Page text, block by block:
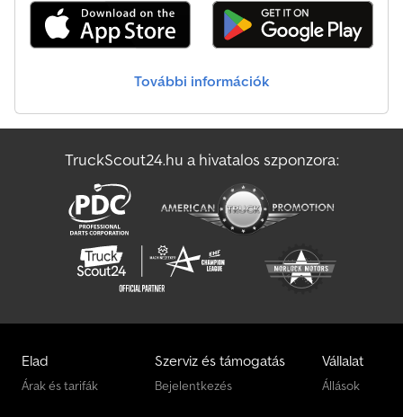
További információk
TruckScout24.hu a hivatalos szponzora:
Elad
Árak és tarifák
Szerviz és támogatás
Bejelentkezés
Vállalat
Állások